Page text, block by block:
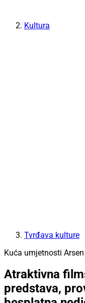
Kultura
Tvrđava kulture
Kuća umjetnosti Arsen
Atraktivna
predstava,